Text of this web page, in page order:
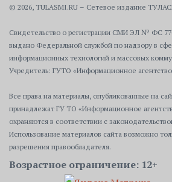
© 2026, TULASMI.RU – Сетевое издание
Свидетельство о регистрации СМИ ЭЛ № ФС 77-
выдано Федеральной службой по надзору в
информационных технологий и массовых
Учредитель: ГУТО «Информационное агентство
Все права на материалы, опубликованные на
принадлежат ГУ ТО «Информационное
охраняются в соответствии с
Использование материалов сайта возможно
разрешения правообладателя.
Возрастное ограничение: 12+